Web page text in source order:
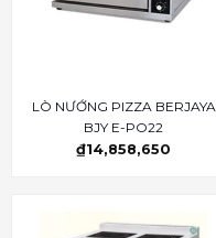
LÒ NƯỚNG PIZZA BERJAYA
BJY E-PO22
₫14,858,650